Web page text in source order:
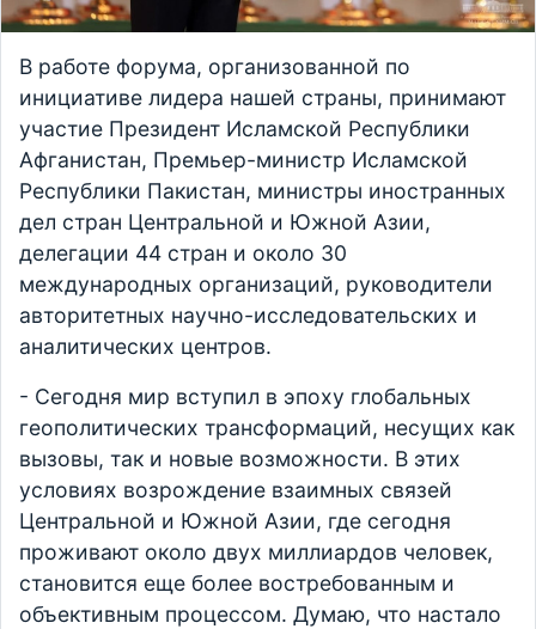
В работе форума, организованной по
инициативе лидера нашей страны, принимают
участие Президент Исламской Республики
Афганистан, Премьер-министр Исламской
Республики Пакистан, министры иностранных
дел стран Центральной и Южной Азии,
делегации 44 стран и около 30
международных организаций, руководители
авторитетных научно-исследовательских и
аналитических центров.
- Сегодня мир вступил в эпоху глобальных
геополитических трансформаций, несущих как
вызовы, так и новые возможности. В этих
условиях возрождение взаимных связей
Центральной и Южной Азии, где сегодня
проживают около двух миллиардов человек,
становится еще более востребованным и
объективным процессом. Думаю, что настало